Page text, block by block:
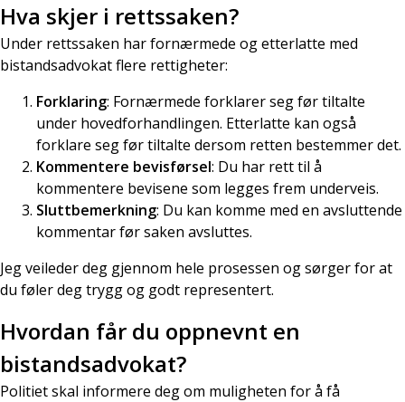
Hva skjer i rettssaken?
Under rettssaken har fornærmede og etterlatte med
bistandsadvokat flere rettigheter:
Forklaring: Fornærmede forklarer seg før tiltalte
under hovedforhandlingen. Etterlatte kan også
forklare seg før tiltalte dersom retten bestemmer det.
Kommentere bevisførsel: Du har rett til å
kommentere bevisene som legges frem underveis.
Sluttbemerkning: Du kan komme med en avsluttende
kommentar før saken avsluttes.
Jeg veileder deg gjennom hele prosessen og sørger for at
du føler deg trygg og godt representert.
Hvordan får du oppnevnt en
bistandsadvokat?
Politiet skal informere deg om muligheten for å få